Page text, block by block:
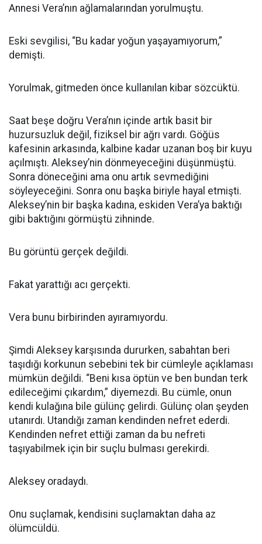
Annesi Vera’nın ağlamalarından yorulmuştu.
Eski sevgilisi, “Bu kadar yoğun yaşayamıyorum,”
demişti.
Yorulmak, gitmeden önce kullanılan kibar sözcüktü.
Saat beşe doğru Vera’nın içinde artık basit bir
huzursuzluk değil, fiziksel bir ağrı vardı. Göğüs
kafesinin arkasında, kalbine kadar uzanan boş bir kuyu
açılmıştı. Aleksey’nin dönmeyeceğini düşünmüştü.
Sonra döneceğini ama onu artık sevmediğini
söyleyeceğini. Sonra onu başka biriyle hayal etmişti.
Aleksey’nin bir başka kadına, eskiden Vera’ya baktığı
gibi baktığını görmüştü zihninde.
Bu görüntü gerçek değildi.
Fakat yarattığı acı gerçekti.
Vera bunu birbirinden ayıramıyordu.
Şimdi Aleksey karşısında dururken, sabahtan beri
taşıdığı korkunun sebebini tek bir cümleyle açıklaması
mümkün değildi. “Beni kısa öptün ve ben bundan terk
edileceğimi çıkardım,” diyemezdi. Bu cümle, onun
kendi kulağına bile gülünç gelirdi. Gülünç olan şeyden
utanırdı. Utandığı zaman kendinden nefret ederdi.
Kendinden nefret ettiği zaman da bu nefreti
taşıyabilmek için bir suçlu bulması gerekirdi.
Aleksey oradaydı.
Onu suçlamak, kendisini suçlamaktan daha az
ölümcüldü.